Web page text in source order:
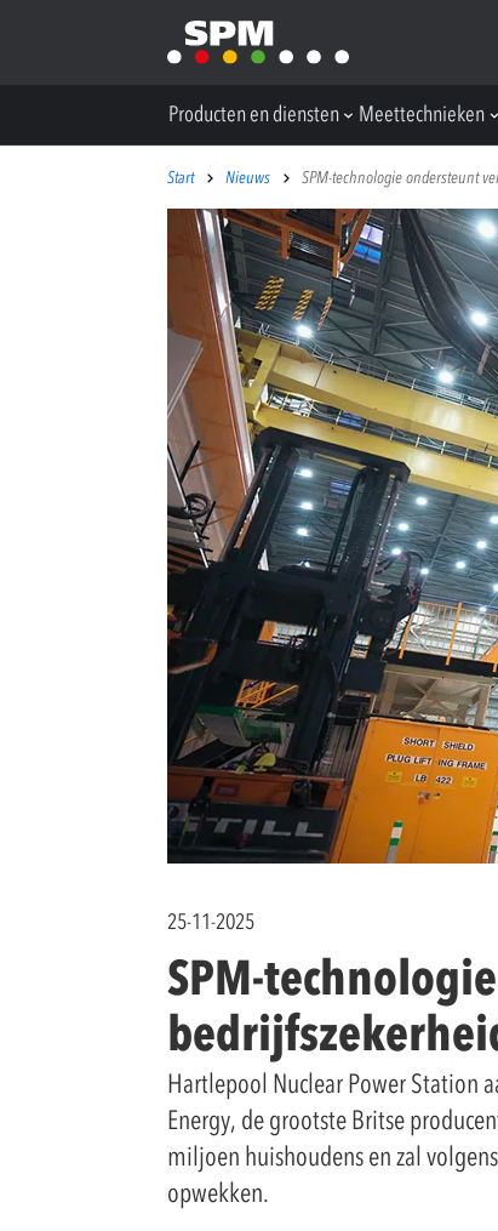
Producten en diensten Meettechnieken
Start Nieuws SPM-technologie ondersteunt
25-11-2025
SPM-
Hartlepool Nuclear Power Station
Energy, de grootste Britse
miljoen huishoudens en zal
opwekken.